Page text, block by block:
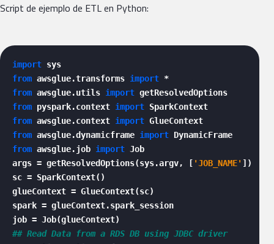
Script de ejemplo de ETL en Python:
import
from awsglue.transforms import
from awsglue.utils import
from pyspark.context import
from awsglue.context import
from awsglue.dynamicframe import
from awsglue.job import Job
args = getResolvedOptions(sys.argv, [ 'JOB_NAME' ])
sc = SparkContext()
glueContext = GlueContext(sc)
spark = glueContext.spark_session
## Read Data from a RDS DB using JDBC driver